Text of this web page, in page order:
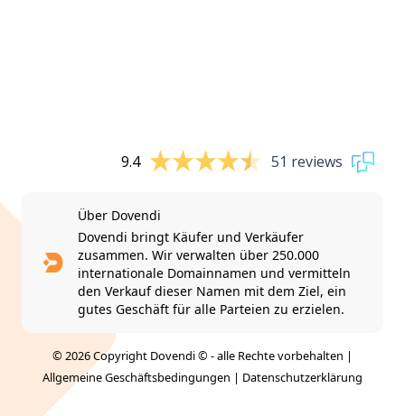
9.4 51 reviews
Über Dovendi
Dovendi bringt Käufer und Verkäufer
zusammen. Wir verwalten über 250.000
internationale Domainnamen und vermitteln
den Verkauf dieser Namen mit dem Ziel, ein
gutes Geschäft für alle Parteien zu erzielen.
© 2026 Copyright Dovendi © - alle Rechte vorbehalten |
Allgemeine Geschäftsbedingungen | Datenschutzerklärung